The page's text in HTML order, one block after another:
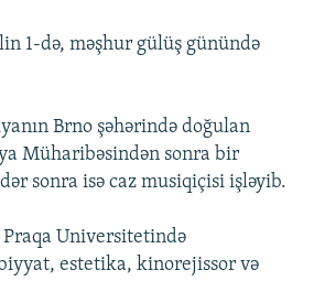
1-də, məşhur gülüş günündə
Brno şəhərində doğulan
Müharibəsindən sonra bir
sonra isə caz musiqiçisi işləyib.
Universitetində
estetika, kinorejissor və